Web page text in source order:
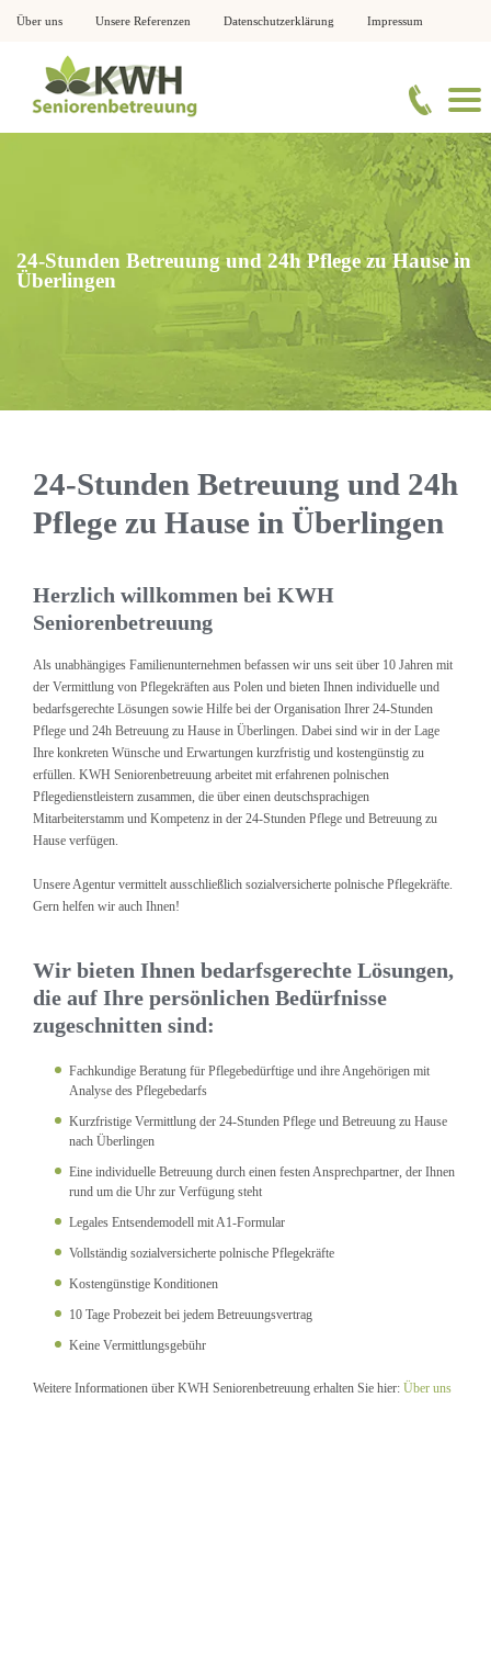
Über uns Unsere Referenzen Datenschutzerklärung Impressum
24-Stunden Betreuung und 24h Pflege zu Hause in
Überlingen
24-Stunden Betreuung und 24h
Pflege zu Hause in Überlingen
Herzlich willkommen bei KWH
Seniorenbetreuung
Als unabhängiges Familienunternehmen befassen wir uns seit über 10 Jahren mit
der Vermittlung von Pflegekräften aus Polen und bieten Ihnen individuelle und
bedarfsgerechte Lösungen sowie Hilfe bei der Organisation Ihrer 24-Stunden
Pflege und 24h Betreuung zu Hause in Überlingen. Dabei sind wir in der Lage
Ihre konkreten Wünsche und Erwartungen kurzfristig und kostengünstig zu
erfüllen. KWH Seniorenbetreuung arbeitet mit erfahrenen polnischen
Pflegedienstleistern zusammen, die über einen deutschsprachigen
Mitarbeiterstamm und Kompetenz in der 24-Stunden Pflege und Betreuung zu
Hause verfügen.
Unsere Agentur vermittelt ausschließlich sozialversicherte polnische Pflegekräfte.
Gern helfen wir auch Ihnen!
Wir bieten Ihnen bedarfsgerechte Lösungen,
die auf Ihre persönlichen Bedürfnisse
zugeschnitten sind:
Fachkundige Beratung für Pflegebedürftige und ihre Angehörigen mit
Analyse des Pflegebedarfs
Kurzfristige Vermittlung der 24-Stunden Pflege und Betreuung zu Hause
nach Überlingen
Eine individuelle Betreuung durch einen festen Ansprechpartner, der Ihnen
rund um die Uhr zur Verfügung steht
Legales Entsendemodell mit A1-Formular
Vollständig sozialversicherte polnische Pflegekräfte
Kostengünstige Konditionen
10 Tage Probezeit bei jedem Betreuungsvertrag
Keine Vermittlungsgebühr
Weitere Informationen über KWH Seniorenbetreuung erhalten Sie hier: Über uns